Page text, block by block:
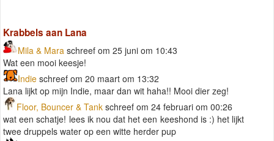
Krabbels aan Lana
Mila & Mara schreef om 25 juni om 10:43
Wat een mooi keesje!
Indie schreef om 20 maart om 13:32
Lana lijkt op mijn Indie, maar dan wit haha!! Mooi dier zeg!
Floor, Bouncer & Tank schreef om 24 februari om 00:26
wat een schatje! lees ik nou dat het een keeshond is :) het lijkt
twee druppels water op een witte herder pup